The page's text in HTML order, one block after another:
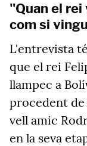
"Quan el rei
com si
L'entrevista
que el rei
llampec a
procedent
vell amic
en la seva